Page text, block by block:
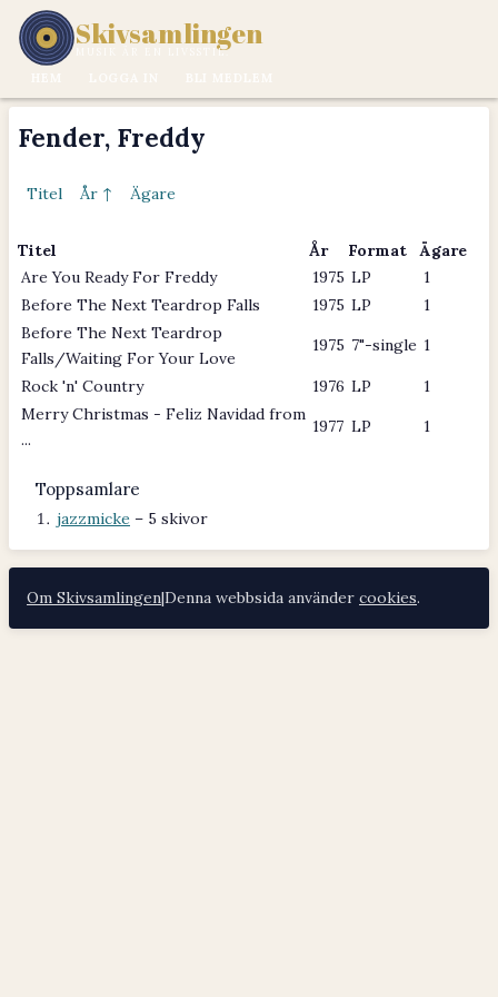
Skivsamlingen
MUSIK ÄR EN LIVSSTIL.
Fender, Freddy
Titel År ↑ Ägare
Titel År Format
Ägare
Are You Ready For Freddy
1975 LP
1
Before The Next Teardrop Falls
1975 LP
1
Before The Next Teardrop
Falls/Waiting For Your Love
1975 7"-single 1
Rock 'n' Country 1976 LP
1
Merry Christmas - Feliz Navidad from
...
1977 LP 1
Toppsamlare
jazzmicke – 5 skivor
Om Skivsamlingen|Denna webbsida använder cookies.